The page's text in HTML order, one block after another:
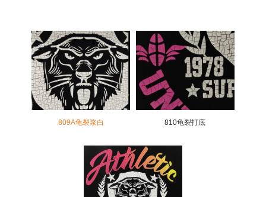
809A龟裂浆白 810龟裂打底